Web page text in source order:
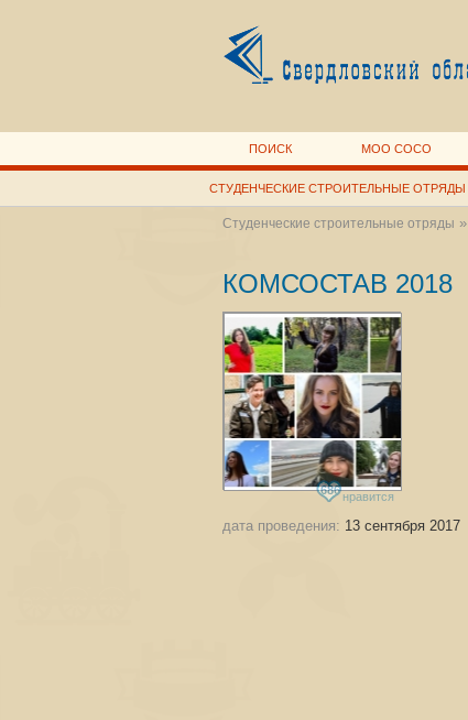
ПОИСК МОО СОСО
СТУДЕНЧЕСКИЕ СТРОИТЕЛЬНЫЕ ОТРЯДЫ
Студенческие строительные отряды »
КОМСОСТАВ 2018
686 нравится
дата проведения: 13 сентября 2017